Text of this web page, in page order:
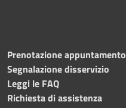
Prenotazione appuntamento
Segnalazione disservizio
Leggi le FAQ
Richiesta di assistenza